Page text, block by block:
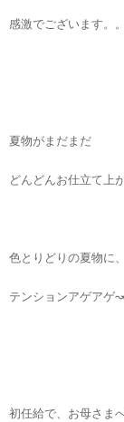
感激でございます。。
夏物がまだまだ
どんどんお仕立て上
色とりどりの夏物に、
テンションアゲアゲ↝
初任給で、お母さま